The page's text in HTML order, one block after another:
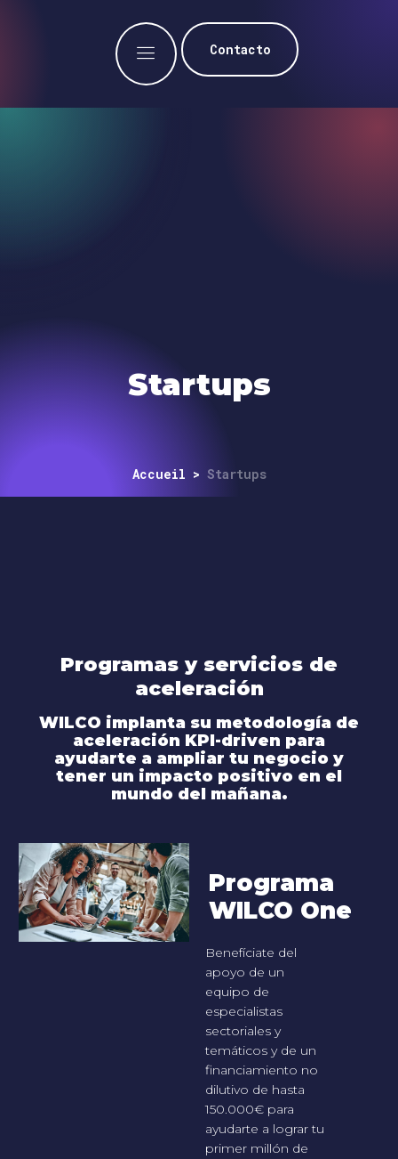
Contacto
Startups
Accueil > Startups
Programas y servicios de
aceleración
WILCO implanta su metodología de
aceleración KPI-driven para
ayudarte a ampliar tu negocio y
tener un impacto positivo en el
mundo del mañana.
Programa
WILCO One
Benefíciate del
apoyo de un
equipo de
especialistas
sectoriales y
temáticos y de un
financiamiento no
dilutivo de hasta
150.000€ para
ayudarte a lograr tu
primer millón de